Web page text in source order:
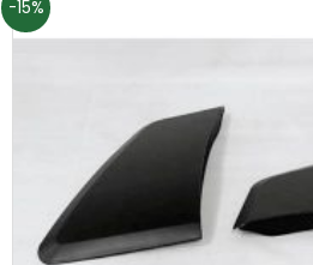
-15%